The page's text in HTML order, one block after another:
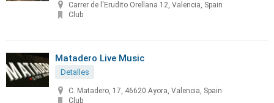
Carrer de l'Erudito Orellana 12, Valencia, Spain
Club
Matadero Live Music
Detalles
C. Matadero, 17, 46620 Ayora, Valencia, Spain
Club